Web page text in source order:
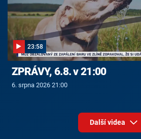
23:58
ZPRÁVY, 6.8. v 21:00
6. srpna 2026 21:00
Další videa